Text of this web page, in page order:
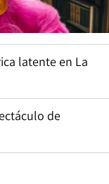
latente en La
de